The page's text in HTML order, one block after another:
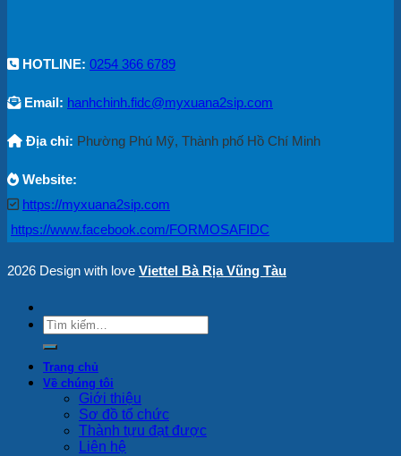
HOTLINE: 0254 366 6789
Email: hanhchinh.fidc@myxuana2sip.com
Địa chỉ: Phường Phú Mỹ, Thành phố Hồ Chí Minh
Website:
https://myxuana2sip.com
https://www.facebook.com/FORMOSAFIDC
2026 Design with love Viettel Bà Rịa Vũng Tàu
Trang chủ
Về chúng tôi
Giới thiệu
Sơ đồ tổ chức
Thành tựu đạt được
Liên hệ